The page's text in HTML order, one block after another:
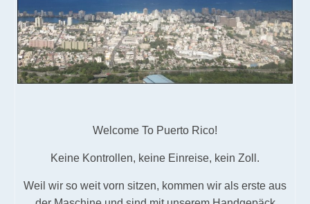
Welcome To Puerto Rico!
Keine Kontrollen, keine Einreise, kein Zoll.
Weil wir so weit vorn sitzen, kommen wir als erste aus